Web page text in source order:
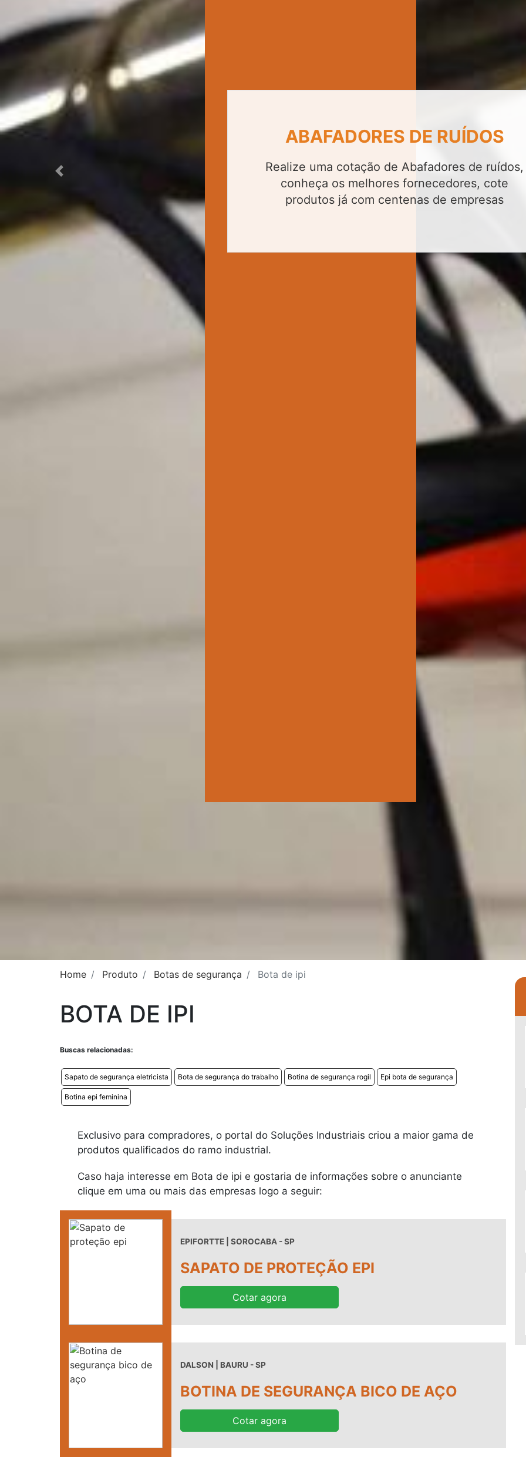
ABAFADORES DE RUÍDOS
Realize uma cotação de Abafadores de ruídos,
conheça os melhores fornecedores, cote
produtos já com centenas de empresas
Previous
Home Produto Botas de segurança Bota de ipi
BOTA DE IPI
Buscas relacionadas:
Sapato de segurança eletricista Bota de segurança do trabalho Botina de segurança rogil Epi bota de segurança
Botina epi feminina
Exclusivo para compradores, o portal do Soluções Industriais criou a maior gama de
produtos qualificados do ramo industrial.
Caso haja interesse em Bota de ipi e gostaria de informações sobre o anunciante
clique em uma ou mais das empresas logo a seguir:
EPIFORTTE | SOROCABA - SP
SAPATO DE PROTEÇÃO EPI
Cotar agora
DALSON | BAURU - SP
BOTINA DE SEGURANÇA BICO DE AÇO
Cotar agora